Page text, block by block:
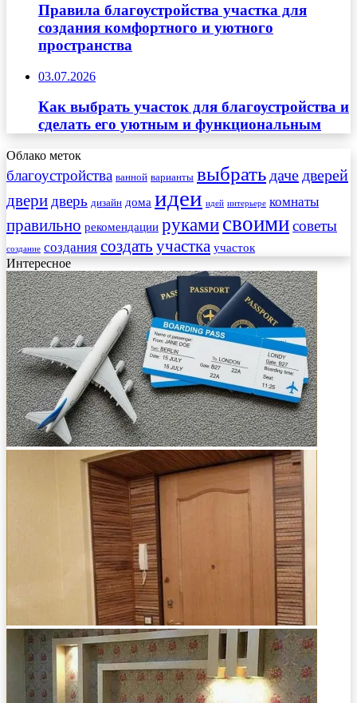
Правила благоустройства участка для
создания комфортного и уютного
пространства
03.07.2026
Как выбрать участок для благоустройства и
сделать его уютным и функциональным
Облако меток
благоустройства ванной варианты выбрать даче дверей
двери дверь дизайн дома идеи идей интерьере комнаты
правильно рекомендации руками своимисоветы
создание создания создать участка участок
Интересное